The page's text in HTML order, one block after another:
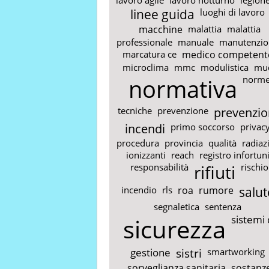
linee guida luoghi di lavoro
macchine malattia malattia
professionale manuale
marcatura ce medico
microclima mmc modulistica
normativa
tecniche prevenzione
incendi primo soccorso
procedura provincia qualità
ionizzanti reach registro infortuni
responsabilità rifiuti rischio
incendio rls roa rumore
segnaletica sentenza
sicurezza sistemi
gestione sistri smartworking